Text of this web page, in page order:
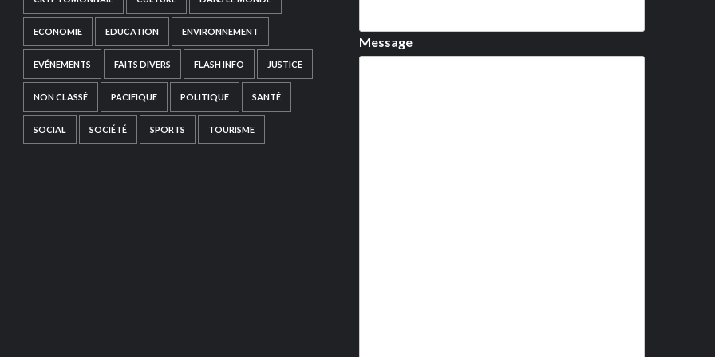
ECONOMIE EDUCATION ENVIRONNEMENT
EVÉNEMENTS FAITS DIVERS FLASH INFO JUSTICE
NON CLASSÉ PACIFIQUE POLITIQUE SANTÉ
SOCIAL SOCIÉTÉ SPORTS TOURISME
Message